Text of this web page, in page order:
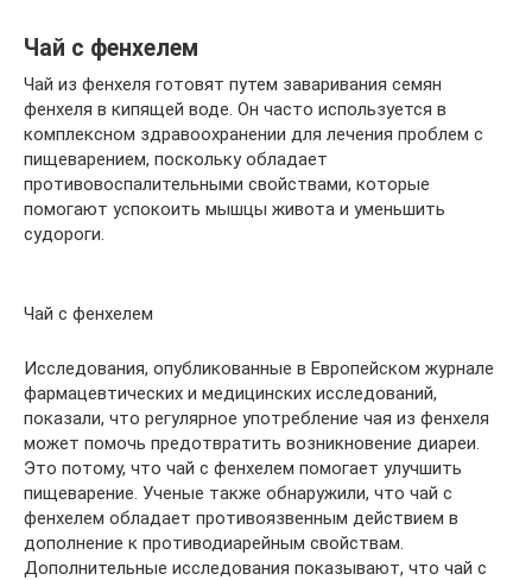
Чай с фенхелем
Чай из фенхеля готовят путем заваривания семян
фенхеля в кипящей воде. Он часто используется в
комплексном здравоохранении для лечения проблем с
пищеварением, поскольку обладает
противовоспалительными свойствами, которые
помогают успокоить мышцы живота и уменьшить
судороги.
Чай с фенхелем
Исследования, опубликованные в Европейском журнале
фармацевтических и медицинских исследований,
показали, что регулярное употребление чая из фенхеля
может помочь предотвратить возникновение диареи.
Это потому, что чай с фенхелем помогает улучшить
пищеварение. Ученые также обнаружили, что чай с
фенхелем обладает противоязвенным действием в
дополнение к противодиарейным свойствам.
Дополнительные исследования показывают, что чай с